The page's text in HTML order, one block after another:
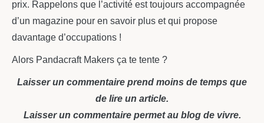
prix. Rappelons que l’activité est toujours accompagnée
d’un magazine pour en savoir plus et qui propose
davantage d’occupations !
Alors Pandacraft Makers ça te tente ?
Laisser un commentaire prend moins de temps que
de lire un article.
Laisser un commentaire permet au blog de vivre.